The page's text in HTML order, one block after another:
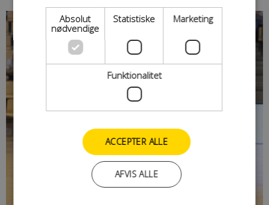
Absolut
nødvendige
Statistiske Marketing
Funktionalitet
ACCEPTER ALLE
AFVIS ALLE